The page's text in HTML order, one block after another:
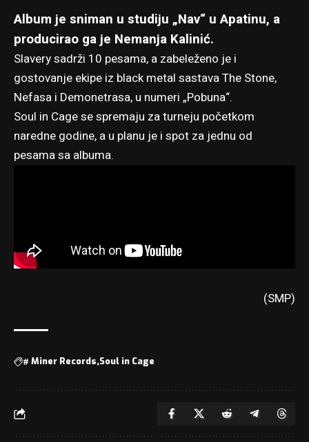
Album je sniman u studiju „Nav“ u Apatinu, a
producirao ga je Nemanja Kalinić.
Slavery sadrži 10 pesama, a zabeleženo je i
gostovanje ekipe iz black metal sastava The Stone,
Nefasa i Demonetrasa, u numeri „Pobuna“.
Soul in Cage se spremaju za turneju početkom
naredne godine, a u planu je i spot za jednu od
pesama sa albuma.
(SMP)
# Miner Records Soul in Cage